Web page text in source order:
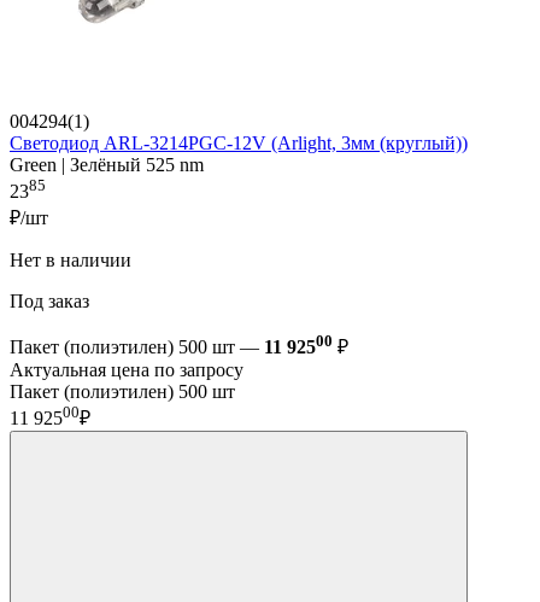
004294(1)
Светодиод ARL-3214PGC-12V (Arlight, 3мм (круглый))
Green | Зелёный 525 nm
2385
₽/шт
Нет в наличии
Под заказ
Пакет (полиэтилен) 500 шт — 11 92500 ₽
Актуальная цена по запросу
Пакет (полиэтилен) 500 шт
11 92500₽